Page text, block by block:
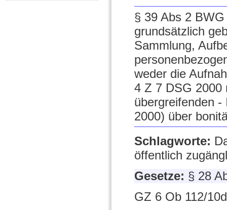
§ 39 Abs 2
grundsätzlich
Sammlung,
weder die
4 Z 7 DSG 2000
übergreifenden
2000) über
Schlagworte:
öffentlich
Gesetze: § 28
GZ 6 Ob 112/